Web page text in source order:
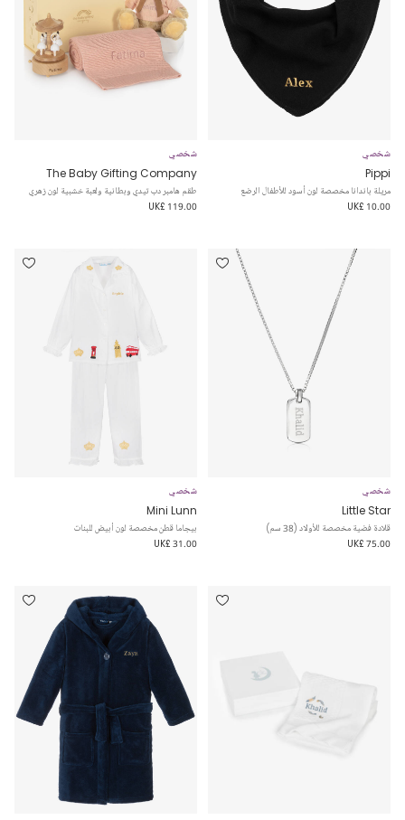
شخصي
Pippi
مريلة باندانا مخصصة لون أسود للأطفال الرضع
UK£ 10.00
شخصي
The Baby Gifting Company
طقم هامبر دب تيدي وبطانية ولعبة خشبية لون زهري
UK£ 119.00
شخصي
Little Star
قلادة فضية مخصصة للأولاد (38 سم)
UK£ 75.00
شخصي
Mini Lunn
بيجاما قطن مخصصة لون أبيض للبنات
UK£ 31.00